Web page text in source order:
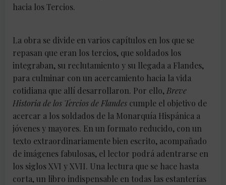
hacia los Tercios.
La obra se divide en varios capítulos en los que se
repasan que eran los tercios, que soldados los
integraban, su reclutamiento y su llegada a Flandes,
para culminar con un acercamiento hacia la vida
cotidiana que allí desarrollaron. Por ello, Breve
Historia de los Tercios de Flandes cumple el objetivo de
acercar a los soldados de la Monarquía Hispánica a
jóvenes y mayores. En un formato reducido, con un
texto extraordinariamente bien escrito, acompañado
de imágenes fabulosas, el lector podrá adentrarse en
los siglos XVI y XVII. Una lectura que se hace hasta
corta, un libro indispensable en todas las estanterías